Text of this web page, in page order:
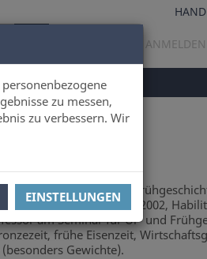
zu messen,
zu verbessern. Wir
EINSTELLUNGEN
ANMELDEN
Studium der Ur- und
Universität Heidelberg 2002,
am Seminar für Ur- und
frühe Eisenzeit,
Gewichte).